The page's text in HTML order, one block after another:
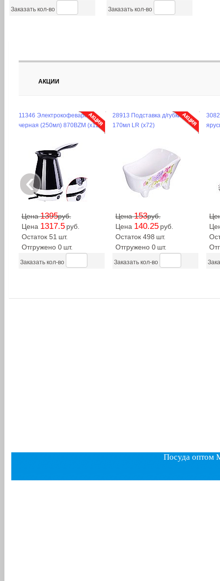
Заказать кол-во Заказать кол-во
АКЦИИ
30828 Конфетница 2-х
ярусная 34х34х46,5см MB (х6)
Цена1170руб.
Цена 1009.8 руб.
Остаток 9 шт.
Отгружено 12шт.
Заказать кол-во
40468 Набор специй и
приправ 3 предмета MB(х40)
Цена351руб.
Цена 170 руб.
Остаток 774 шт.
Отгружено 0 шт.
Заказать кол-во
‹
Посуда оптом